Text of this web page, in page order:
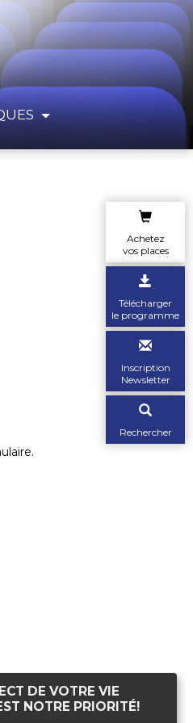
DE VOTRE VIE
NOTRE PRIORITÉ!
Achetez
vos places
Télécharger
le programme
Inscription
Newsletter
Rechercher